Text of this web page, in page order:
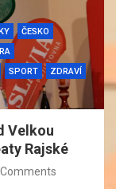
ČESKO
SPORT
ZDRAVÍ
Velkou
Rajské
Comments